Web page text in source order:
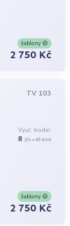
šablony
2 750 Kč
TV 103
Vyuč. hodin:
8 (1h = 45 min)
šablony
2 750 Kč